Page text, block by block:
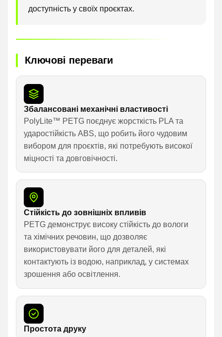
доступність у своїх проєктах.
Ключові переваги
Збалансовані механічні властивості
PolyLite™ PETG поєднує жорсткість PLA та
ударостійкість ABS, що робить його чудовим
вибором для проєктів, які потребують високої
міцності та довговічності.
Стійкість до зовнішніх впливів
PETG демонструє високу стійкість до вологи
та хімічних речовин, що дозволяє
використовувати його для деталей, які
контактують із водою, наприклад, у системах
зрошення або освітлення.
Простота друку